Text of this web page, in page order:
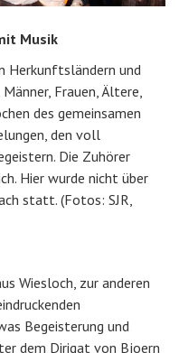
Musik
Herkunftsländern und
Frauen, Ältere,
des gemeinsamen
den voll
Die Zuhörer
Hier wurde nicht über
statt. (Fotos: SJR,
Wiesloch, zur anderen
Begeisterung und
dem Dirigat von Bjoern